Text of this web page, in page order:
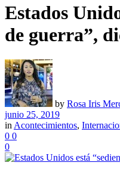
Estados
de guerra”,
by Rosa Iris
junio 25, 2019
in Acontecimientos,
0 0
0